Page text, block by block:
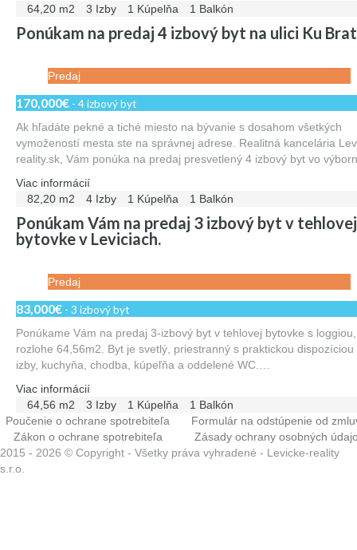
64,20 m2
3 Izby 1 Kúpelňa 1 Balkón
Ponúkam na predaj 4 izbový byt na ulici Ku
Predaj
170,000€ - 4 izbový byt
Ak hľadáte pekné a tiché miesto na bývanie s dosahom všetkých
vymožeností mesta ste na správnej adrese. Realitná kancelária
reality.sk, Vám ponúka na predaj presvetlený 4 izbový byt vo
Viac informácií
82,20 m2
4 Izby 1 Kúpelňa 1 Balkón
Ponúkam Vám na predaj 3 izbový byt v tehlovej
bytovke v Leviciach.
Predaj
83,000€ - 3 izbový byt
Ponúkame Vám na predaj 3-izbový byt v tehlovej bytovke s
rozlohe 64,56m2. Byt je svetlý, priestranný s praktickou dispozíciou
izby, kuchyňa, chodba, kúpeľňa a oddelené WC.…
Viac informácií
64,56 m2
3 Izby 1 Kúpelňa
1 Balkón
Poučenie o ochrane spotrebiteľa
Formulár na odstúpenie od
Zákon o ochrane spotrebiteľa
Zásady ochrany osobných
2015 - 2026 © Copyright - Všetky práva vyhradené - Levicke-reality
s.r.o.